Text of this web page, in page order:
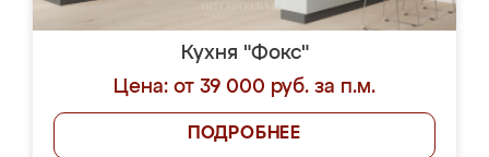
Кухня "Фокс"
Цена: от 39 000 руб. за п.м.
ПОДРОБНЕЕ